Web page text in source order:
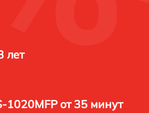
лет
1020MFP от 35 минут